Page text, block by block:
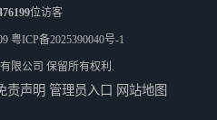
位访客
粤ICP备2025390040号-1
限公司 保留所有权利.
责声明 管理员入口 网站地图